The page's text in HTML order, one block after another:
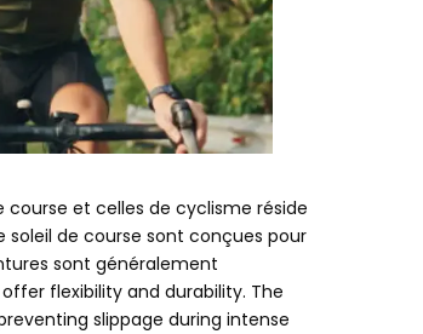
course et celles de cyclisme réside
de course sont conçues pour
sont généralement
flexibility and durability. The
slippage during intense